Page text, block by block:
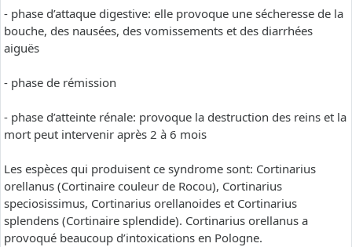
- phase d’attaque digestive: elle provoque une sécheresse de la
bouche, des nausées, des vomissements et des diarrhées
aiguës
- phase de rémission
- phase d’atteinte rénale: provoque la destruction des reins et la
mort peut intervenir après 2 à 6 mois
Les espèces qui produisent ce syndrome sont: Cortinarius
orellanus (Cortinaire couleur de Rocou), Cortinarius
speciosissimus, Cortinarius orellanoides et Cortinarius
splendens (Cortinaire splendide). Cortinarius orellanus a
provoqué beaucoup d’intoxications en Pologne.